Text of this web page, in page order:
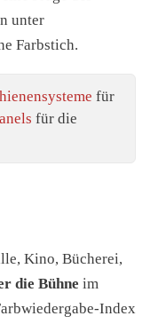
unter
Farbstich.
für
für die
Kino, Bücherei,
die Bühne im
Index